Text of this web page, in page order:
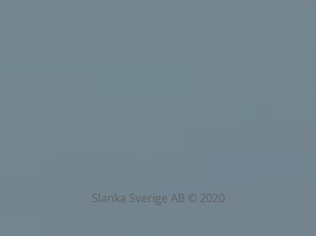
Slanka Sverige AB © 2020